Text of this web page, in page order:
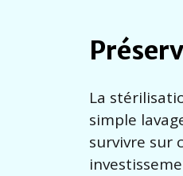
La
simple
survivre sur